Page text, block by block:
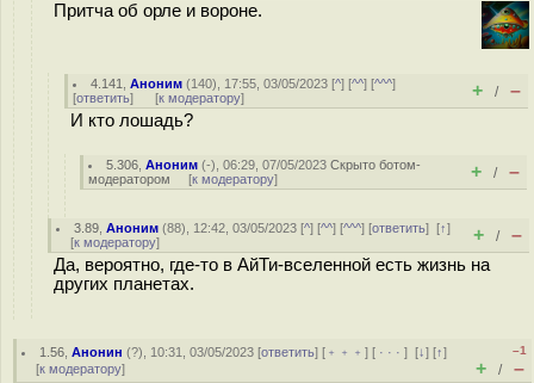
Притча об орле и вороне.
4.141 ,Аноним (140), 17:55, 03/05/2023 [^] [^^] [^^^]
[ответить] [к модератору] + / –
И кто лошадь?
5.306 ,Аноним (-), 06:29, 07/05/2023Скрыто ботом-
модератором [к модератору] + / –
3.89 ,Аноним (88), 12:42, 03/05/2023 [^] [^^] [^^^] [ответить][↑]
[к модератору] + / –
Да, вероятно, где-то в АйТи-вселенной есть жизнь на
других планетах.
1.56 ,Анонин (?), 10:31, 03/05/2023 [ответить] [ ﹢﹢﹢] [ · · ·][↓] [↑]
[к модератору]
–1
+ / –